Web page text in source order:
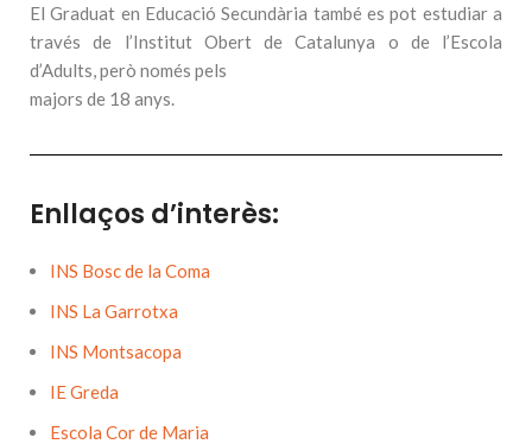
El Graduat en Educació Secundària també es pot estudiar a
través de l’Institut Obert de Catalunya o de l’Escola
d’Adults, però només pels
majors de 18 anys.
Enllaços d’interès:
INS Bosc de la Coma
INS La Garrotxa
INS Montsacopa
IE Greda
Escola Cor de Maria